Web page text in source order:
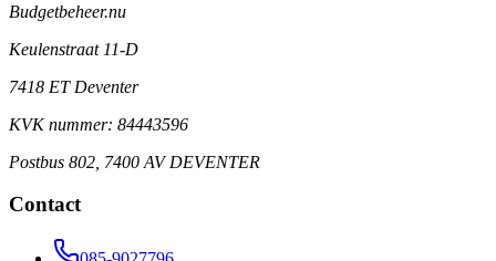
Budgetbeheer.nu
Keulenstraat 11-D
7418 ET Deventer
KVK nummer: 84443596
Postbus 802, 7400 AV DEVENTER
Contact